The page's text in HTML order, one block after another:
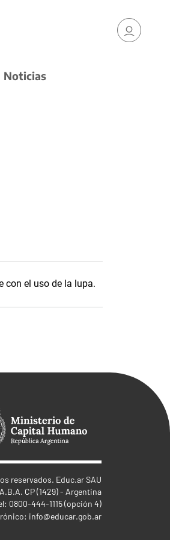
Noticias
con el uso de la lupa.
reservados. Educ.ar SAU
CP (1429) - Argentina
0800-444-1115 (opción 4)
info@educar.gob.ar